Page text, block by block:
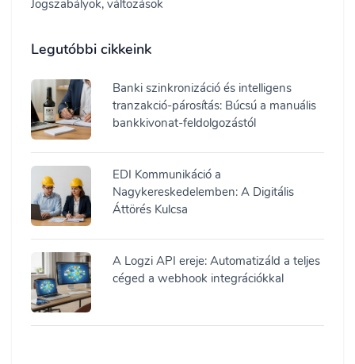
Jogszabályok, változások
Legutóbbi cikkeink
Banki szinkronizáció és intelligens
tranzakció-párosítás: Búcsú a manuális
bankkivonat-feldolgozástól
EDI Kommunikáció a
Nagykereskedelemben: A Digitális
Áttörés Kulcsa
A Logzi API ereje: Automatizáld a teljes
céged a webhook integrációkkal